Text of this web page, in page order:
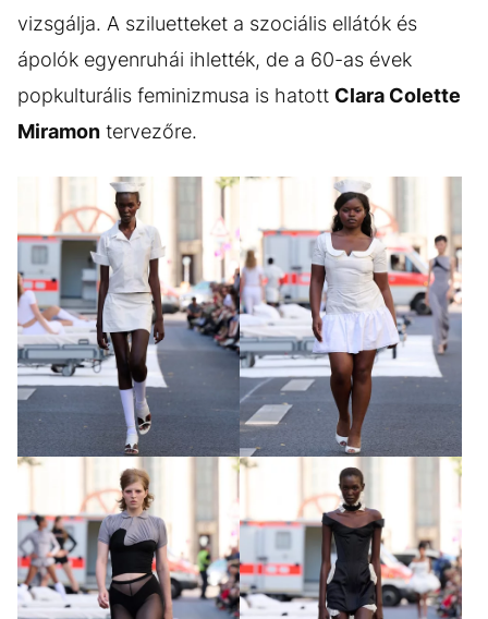
vizsgálja. A sziluetteket a szociális ellátók és
ápolók egyenruhái ihlették, de a 60-as évek
popkulturális feminizmusa is hatott Clara Colette
Miramon tervezőre.